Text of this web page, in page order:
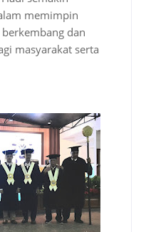
memimpin
dan
masyarakat serta